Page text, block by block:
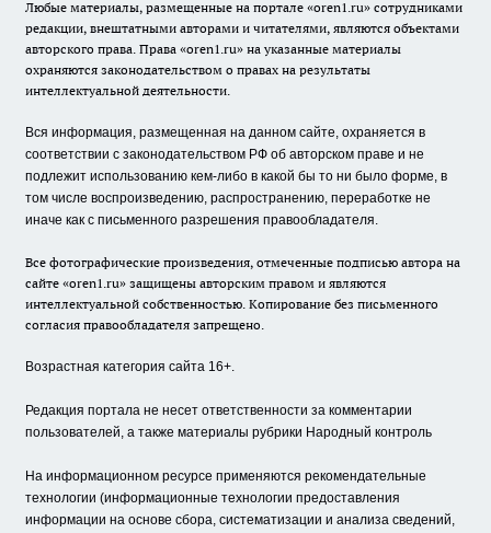
Любые материалы, размещенные на портале «oren1.ru» сотрудниками
редакции, внештатными авторами и читателями, являются объектами
авторского права. Права «oren1.ru» на указанные материалы
охраняются законодательством о правах на результаты
интеллектуальной деятельности.
Вся информация, размещенная на данном сайте, охраняется в
соответствии с законодательством РФ об авторском праве и не
подлежит использованию кем-либо в какой бы то ни было форме, в
том числе воспроизведению, распространению, переработке не
иначе как с письменного разрешения правообладателя.
Все фотографические произведения, отмеченные подписью автора на
сайте «oren1.ru» защищены авторским правом и являются
интеллектуальной собственностью. Копирование без письменного
согласия правообладателя запрещено.
Возрастная категория сайта 16+.
Редакция портала не несет ответственности за комментарии
пользователей, а также материалы рубрики Народный контроль
На информационном ресурсе применяются рекомендательные
технологии (информационные технологии предоставления
информации на основе сбора, систематизации и анализа сведений,